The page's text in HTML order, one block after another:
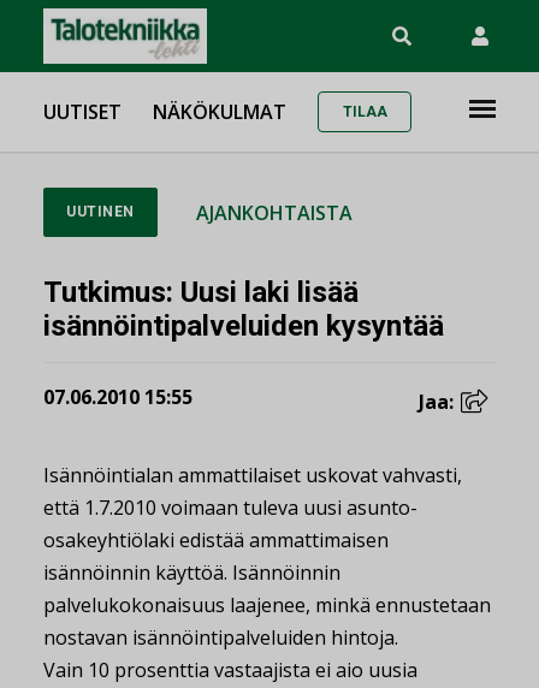
UUTISET NÄKÖKULMAT TILAA
UUTINEN AJANKOHTAISTA
Tutkimus: Uusi laki lisää
isännöintipalveluiden kysyntää
07.06.2010 15:55 Jaa:
Isännöintialan ammattilaiset uskovat vahvasti,
että 1.7.2010 voimaan tuleva uusi asunto-
osakeyhtiölaki edistää ammattimaisen
isännöinnin käyttöä. Isännöinnin
palvelukokonaisuus laajenee, minkä ennustetaan
nostavan isännöintipalveluiden hintoja.
Vain 10 prosenttia vastaajista ei aio uusia